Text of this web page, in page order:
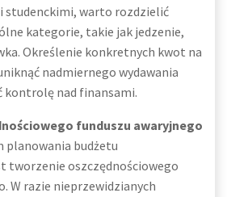
studenckimi, warto rozdzielić
kategorie, takie jak jedzenie,
Określenie konkretnych kwot na
nadmiernego wydawania
kontrolę nad finansami.
funduszu awaryjnego
planowania budżetu
tworzenie oszczędnościowego
W razie nieprzewidzianych